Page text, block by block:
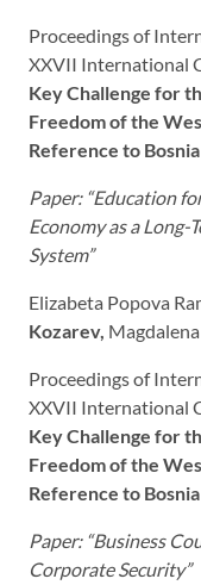
Proceedings of
XXVII International
Key Challenge for
Freedom of the
Reference to
Paper: “Education
Economy as a
System”
Elizabeta Popova
Kozarev,
Proceedings of
XXVII International
Key Challenge for
Freedom of the
Reference to
Paper: “Business
Corporate Security”